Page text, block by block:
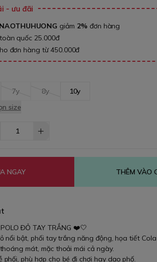
- ưu đãi
giảm 2% đơn hàng
quốc 25.000đ
đơn hàng từ 450.000đ
7y 8y
10y
size
NGAY THÊM VÀO
ĐỎ TAY TRẮNG ❤️🤍
nổi bật, phối tay trắng năng động, họa tiết
mát, mặc thoải mái cả ngày.
phối, phù hợp cho bé đi chơi hay dạo phố.